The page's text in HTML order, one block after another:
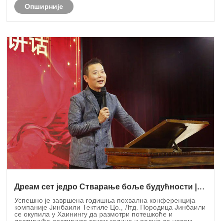
Опширније
Дреам сет једро Стварање боље будућности |
награде Кимберли-Цларк за признање 2020
Успешно је завршена годишња похвална конференција
компаније Јинбаили Тектиле Цо., Лтд. Породица Јинбаили
се окупила у Хаинингу да размотри потешкоће и